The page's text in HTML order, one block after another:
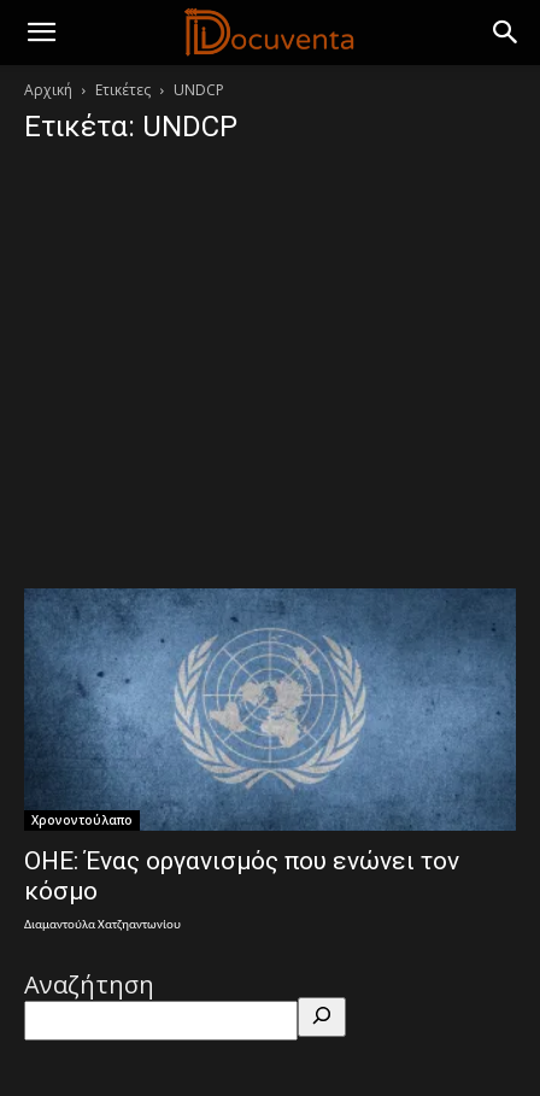
Αρχική Ετικέτες UNDCP
Ετικέτα: UNDCP
Χρονοντούλαπο
ΟΗΕ: Ένας οργανισμός που ενώνει τον
κόσμο
Διαμαντούλα Χατζηαντωνίου
Αναζήτηση